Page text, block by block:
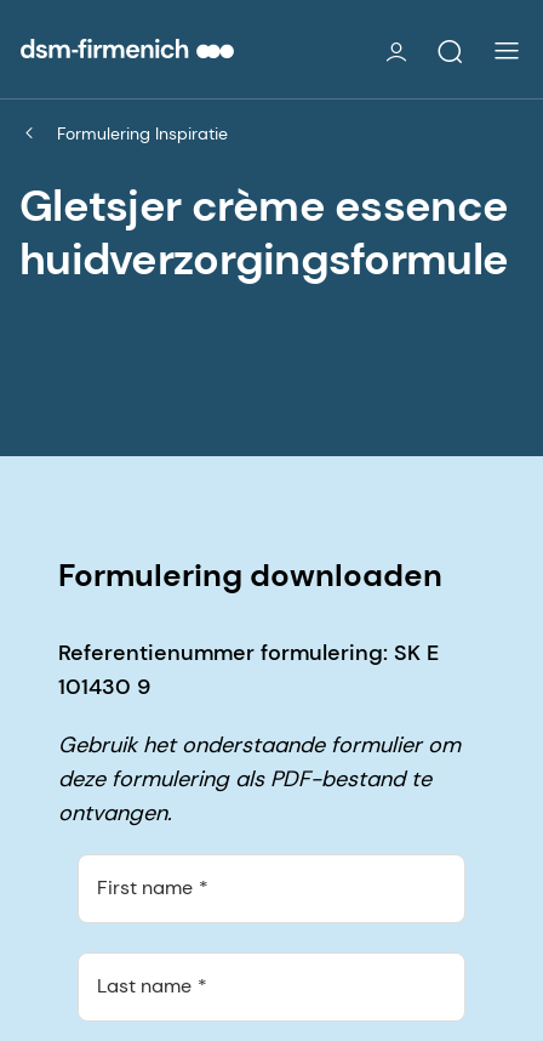
Formulering Inspiratie
Gletsjer crème essence
huidverzorgingsformule
Formulering downloaden
Referentienummer formulering: SK E
101430 9
Gebruik het onderstaande formulier om
deze formulering als PDF-bestand te
ontvangen.
First name
Last name